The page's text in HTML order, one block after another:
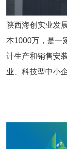
陕西海创实业发
本1000万，是一
计生产和销售安
业、科技型中小